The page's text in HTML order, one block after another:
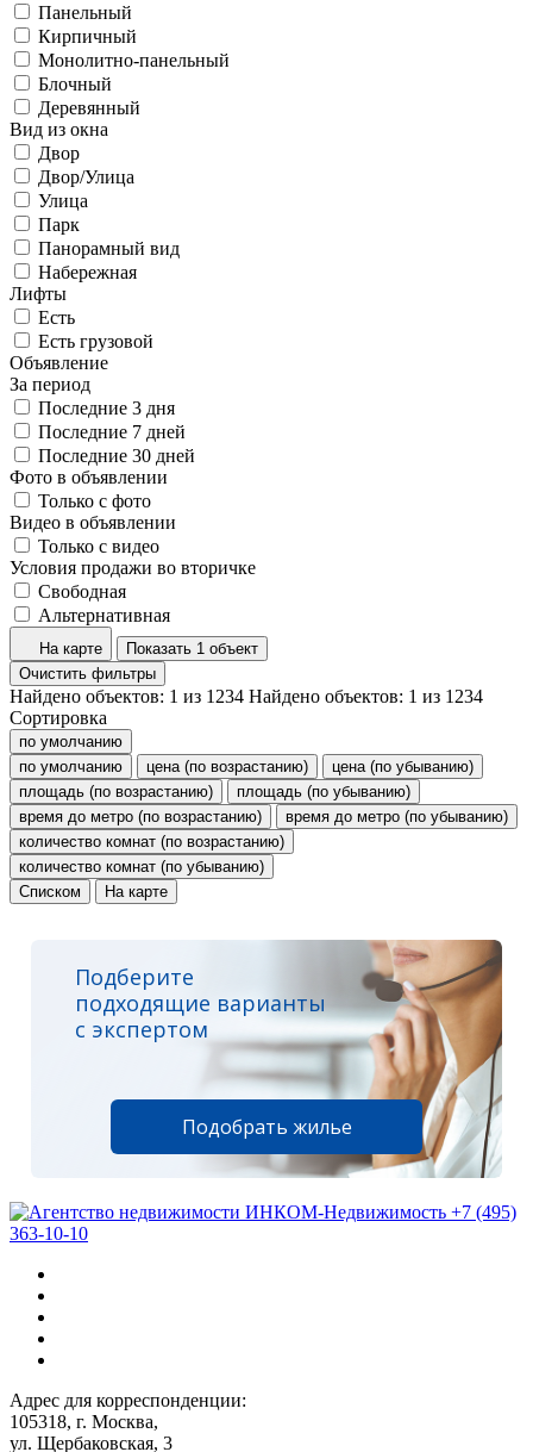
Панельный
Кирпичный
Монолитно-панельный
Блочный
Деревянный
Вид из окна
Двор
Двор/Улица
Улица
Парк
Панорамный вид
Набережная
Лифты
Есть
Есть грузовой
Объявление
За период
Последние 3 дня
Последние 7 дней
Последние 30 дней
Фото в объявлении
Только с фото
Видео в объявлении
Только с видео
Условия продажи во вторичке
Свободная
Альтернативная
На карте
Показать 1 объект
Очистить фильтры
Найдено объектов: 1 из 1234 Найдено объектов: 1 из 1234
Сортировка
по умолчанию
по умолчанию
цена (по возрастанию)
цена (по убыванию)
площадь (по возрастанию)
площадь (по убыванию)
время до метро (по возрастанию)
время до метро (по убыванию)
количество комнат (по возрастанию)
количество комнат (по убыванию)
Списком
На карте
Подберите
подходящие варианты
с экспертом
Подобрать жилье
+7 (495)
363-10-10
Адрес для корреспонденции:
105318, г. Москва,
ул. Щербаковская, 3